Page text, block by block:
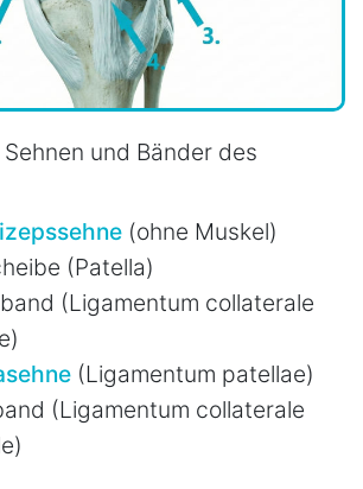
und Bänder des
(ohne Muskel)
(Patella)
(Ligamentum collaterale
(Ligamentum patellae)
(Ligamentum collaterale